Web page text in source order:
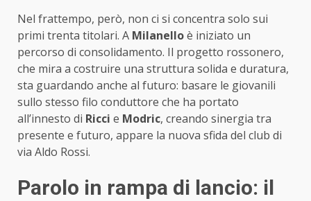
Nel frattempo, però, non ci si concentra solo sui
primi trenta titolari. A Milanelloè iniziato un
percorso di consolidamento. Il progetto rossonero,
che mira a costruire una struttura solida e duratura,
sta guardando anche al futuro: basare le giovanili
sullo stesso filo conduttore che ha portato
all’innesto di Ricci e Modric, creando sinergia tra
presente e futuro, appare la nuova sfida del club di
via Aldo Rossi.
Parolo in rampa di lancio: il